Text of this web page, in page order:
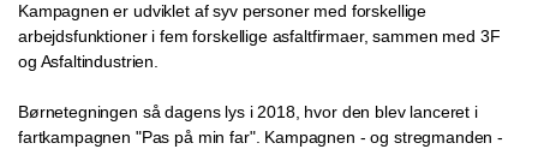
Kampagnen er udviklet af syv personer med forskellige
arbejdsfunktioner i fem forskellige asfaltfirmaer, sammen med 3F
og Asfaltindustrien.
Børnetegningen så dagens lys i 2018, hvor den blev lanceret i
fartkampagnen "Pas på min far". Kampagnen - og stregmanden -